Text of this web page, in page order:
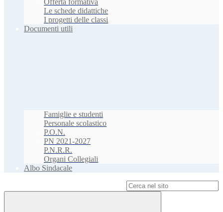
Offerta formativa
Le schede didattiche
I progetti delle classi
Documenti utili
Famiglie e studenti
Personale scolastico
P.O.N.
PN 2021-2027
P.N.R.R.
Organi Collegiali
Albo Sindacale